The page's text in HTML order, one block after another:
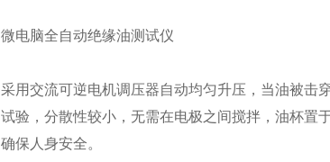
微电脑全自动绝缘油测试仪
采用交流可逆电机调压器自动均匀升压，当油被击
试验，分散性较小，无需在电极之间搅拌，油杯置
确保人身安全。